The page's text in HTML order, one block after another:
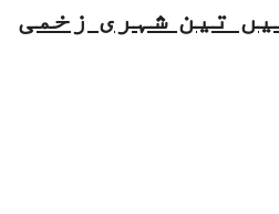
تین شہری زخمی